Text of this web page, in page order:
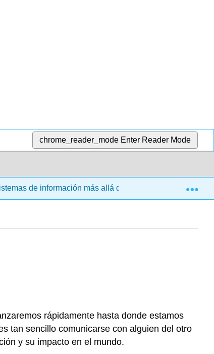
chrome_reader_mode Enter Reader Mode
de información más allá de la organización
rápidamente hasta donde estamos
tan sencillo comunicarse con alguien del otro
y su impacto en el mundo.